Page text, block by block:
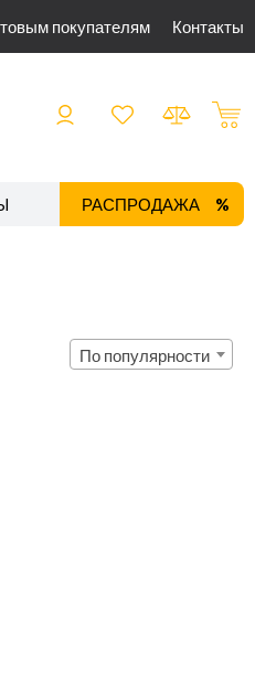
покупателям Контакты
ТРЕКОВЫЕ СИСТЕМЫ
РАСПРОДАЖА
По популярности